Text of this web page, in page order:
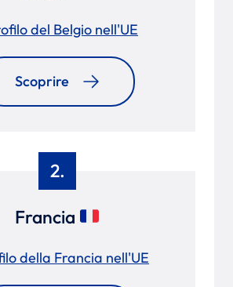
del Belgio nell'UE
Scoprire
2.
Francia
della Francia nell'UE